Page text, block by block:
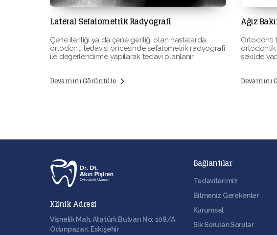
Lateral Sefalometrik Radyografi
Çene ileriliği ya da çene geriliği olan hastalarda
ortodonti tedavisi öncesinde sefalometrik radyografi
ile değerlendirme yapılarak tedavi planlanır.
Devamını Görüntüle
Ağız
Ortodonti
ortodontik
şekilde
Klinik Adresi
Vişnelik Mah. Atatürk Bulvarı No: 108/A
Odunpazarı, Eskişehir
Bağlantılar
Tedavilerimiz
Bilmeniz Gerekenler
Kurumsal
Sık Sorulan Sorular